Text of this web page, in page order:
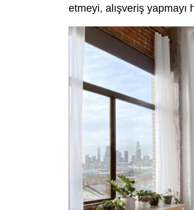
etmeyi, alışveriş yapmayı